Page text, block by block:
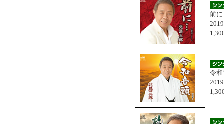
前
令